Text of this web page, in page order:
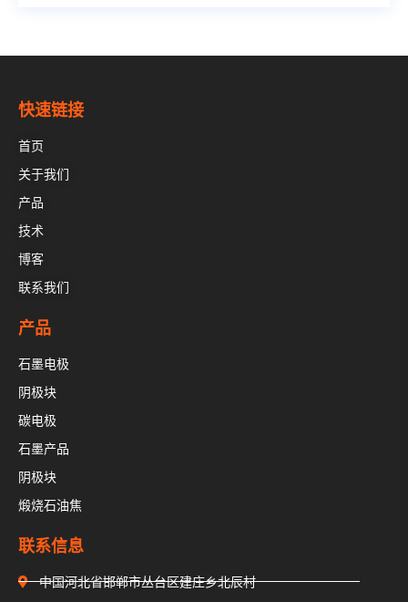
快速链接
首页
关于我们
产品
技术
博客
联系我们
产品
石墨电极
阴极块
碳电极
石墨产品
阴极块
煅烧石油焦
联系信息
中国河北省邯郸市丛台区建庄乡北辰村